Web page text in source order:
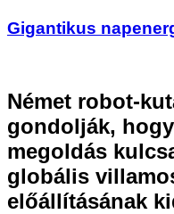
Gigantikus
Német robot-
gondolják,
megoldás
globális
előállításának